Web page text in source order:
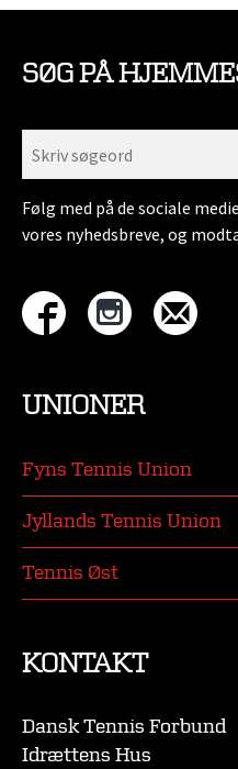
SØG PÅ
Følg med på de sociale
vores nyhedsbreve, og
UNIONER
Fyns Tennis Union
Jyllands Tennis Union
Tennis Øst
KONTAKT
Dansk Tennis Forbund
Idrættens Hus